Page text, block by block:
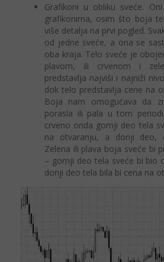
Grafikoni u obliku sveće.
grafikonima, osim što boja
više detalja na prvi pogled.
od jedne sveće, a ona se
oba kraja. Telo sveće je
plavom, ili crvenom i
predstavlja najviši i najniži
dok telo predstavlja cene na
Boja nam omogućava da
porasla ili pala u tom
crveno onda gornji deo tela
na otvaranju, a donji deo,
Zelena ili plava boja sveće bi
– gornji deo tela sveće bi bio
donji deo tela bila bi cena na